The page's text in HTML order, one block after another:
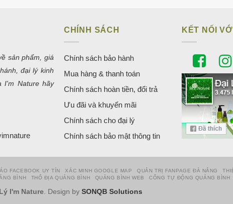
sản phẩm, giá
đại lý kinh
I'm Nature hãy
CHÍNH SÁCH
Chính sách bảo hành
Mua hàng & thanh toán
Chính sách hoàn tiền, đổi trả
Ưu đãi và khuyến mãi
Chính sách cho đại lý
Chính sách bảo mật thông tin
KẾT NỐI
FACEBOOK UY TÍN XÁC MINH GOOGLE MAP QUẢN TRỊ FANPAGE ĐÀ NẴNG
BÌNH THỔ ĐỊA QUẢNG BÌNH QUẢNG BÌNH WEB CỔNG TỰ ĐỘNG QUẢNG BÌNH
I'm Nature . Design by SONQB Solutions